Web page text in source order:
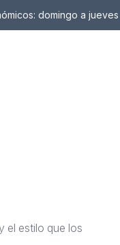
domingo a
el estilo que los